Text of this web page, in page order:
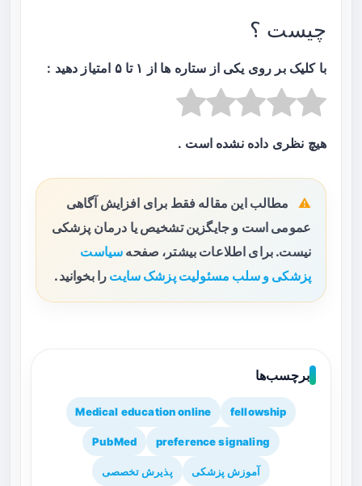
چیست ؟
با کلیک بر روی یکی از ستاره ها از ۱ تا ۵ امتیاز دهید :
هیچ نظری داده نشده است .
مطالب این مقاله فقط برای افزایش آگاهی
عمومی است و جایگزین تشخیص یا درمان پزشکی
نیست. برای اطلاعات بیشتر، صفحه سیاست
پزشکی و سلب مسئولیت پزشک سایت را بخوانید.
برچسب‌ها
fellowship
Medical education online
preference signaling
PubMed
آموزش پزشکی پذیرش تخصصی